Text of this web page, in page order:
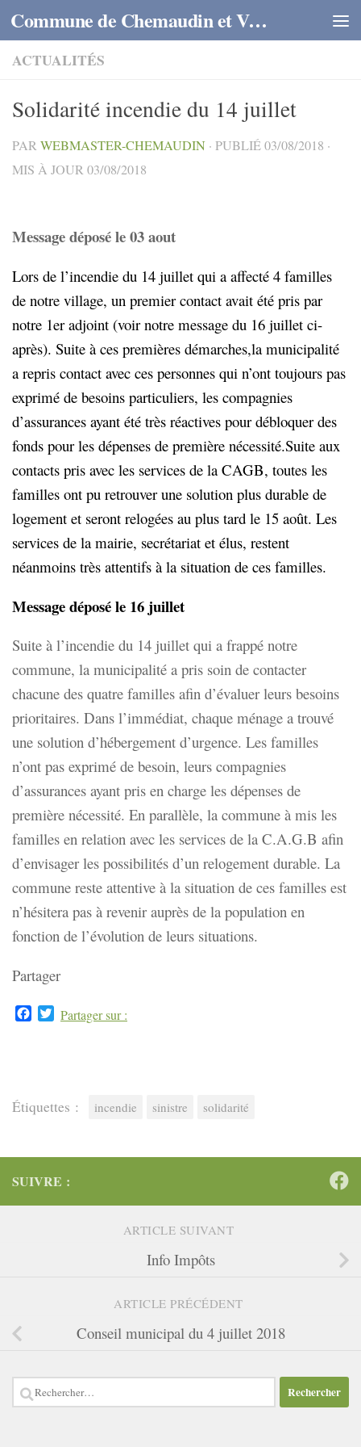
Skip to content Commune de Chemaudin et Vaux
ACTUALITÉS
Solidarité incendie du 14 juillet
PAR WEBMASTER-CHEMAUDIN · PUBLIÉ03/08/2018 ·
MIS À JOUR 03/08/2018
Message déposé le 03 aout
Lors de l’incendie du 14 juillet qui a affecté 4 familles
de notre village, un premier contact avait été pris par
notre 1er adjoint (voir notre message du 16 juillet ci-
après). Suite à ces premières démarches,la municipalité
a repris contact avec ces personnes qui n’ont toujours pas
exprimé de besoins particuliers, les compagnies
d’assurances ayant été très réactives pour débloquer des
fonds pour les dépenses de première nécessité.Suite aux
contacts pris avec les services de la CAGB, toutes les
familles ont pu retrouver une solution plus durable de
logement et seront relogées au plus tard le 15 août. Les
services de la mairie, secrétariat et élus, restent
néanmoins très attentifs à la situation de ces familles.
Message déposé le 16 juillet
Suite à l’incendie du 14 juillet qui a frappé notre
commune, la municipalité a pris soin de contacter
chacune des quatre familles afin d’évaluer leurs besoins
prioritaires. Dans l’immédiat, chaque ménage a trouvé
une solution d’hébergement d’urgence. Les familles
n’ont pas exprimé de besoin, leurs compagnies
d’assurances ayant pris en charge les dépenses de
première nécessité. En parallèle, la commune à mis les
familles en relation avec les services de la C.A.G.B afin
d’envisager les possibilités d’un relogement durable. La
commune reste attentive à la situation de ces familles est
n’hésitera pas à revenir auprès de la population en
fonction de l’évolution de leurs situations.
Partager
Facebook
Twitter
Partager sur :
Étiquettes : incendie sinistre solidarité
SUIVRE :
ARTICLE SUIVANT
Info Impôts
ARTICLE PRÉCÉDENT
Conseil municipal du 4 juillet 2018
Rechercher :